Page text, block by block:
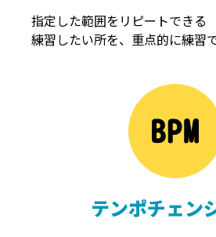
指定した範囲をリピートできる
練習したい所を、重点的に練習
テンポチェン